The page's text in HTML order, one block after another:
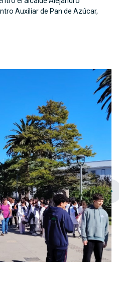
Auxiliar de Pan de Azúcar,
navigate_next